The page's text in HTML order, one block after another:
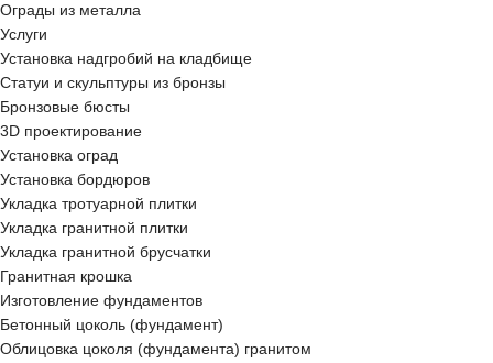
Ограды из металла
Услуги
Установка надгробий на кладбище
Статуи и скульптуры из бронзы
Бронзовые бюсты
3D проектирование
Установка оград
Установка бордюров
Укладка тротуарной плитки
Укладка гранитной плитки
Укладка гранитной брусчатки
Гранитная крошка
Изготовление фундаментов
Бетонный цоколь (фундамент)
Облицовка цоколя (фундамента) гранитом